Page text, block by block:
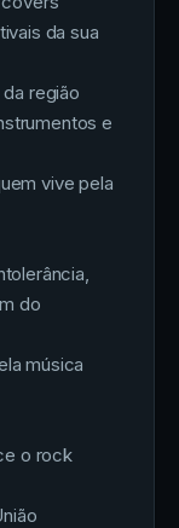
da sua
região
e
vive pela
do
música
o rock